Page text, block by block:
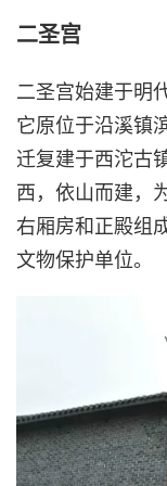
二圣宫
二圣宫始建于明
它原位于沿溪镇
迁复建于西沱古
西，依山而建，
右厢房和正殿组
文物保护单位。